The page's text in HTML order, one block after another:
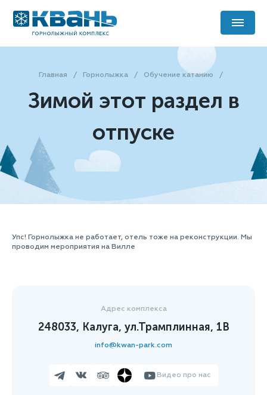
Главная Горнолыжка Обучение катанию
Зимой этот раздел в
отпуске
Упс! Горнолыжка не работает, отель тоже на реконструкции. Мы
проводим мероприятия на Вилле
Адрес комплекса
248033, Калуга, ул.Трамплинная, 1В
info@kwan-park.com
Видео про нас